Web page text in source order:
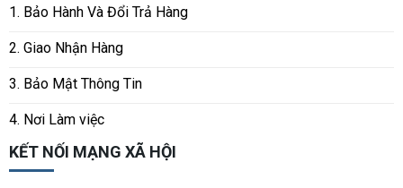
1. Bảo Hành Và Đổi Trả Hàng
2. Giao Nhận Hàng
3. Bảo Mật Thông Tin
4. Nơi Làm việc
KẾT NỐI MẠNG XÃ HỘI